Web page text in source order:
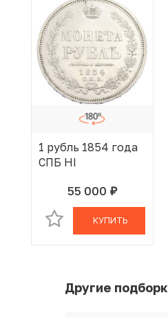
1 рубль 1854 года
СПБ НI
55 000 руб.
В КОРЗИНЕ
КУПИТЬ
Другие